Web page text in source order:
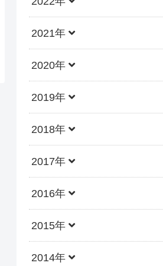
2021年
2020年
2019年
2018年
2017年
2016年
2015年
2014年